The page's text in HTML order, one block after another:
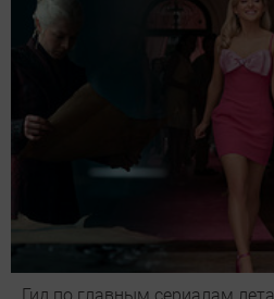
Гид по главным сериалам